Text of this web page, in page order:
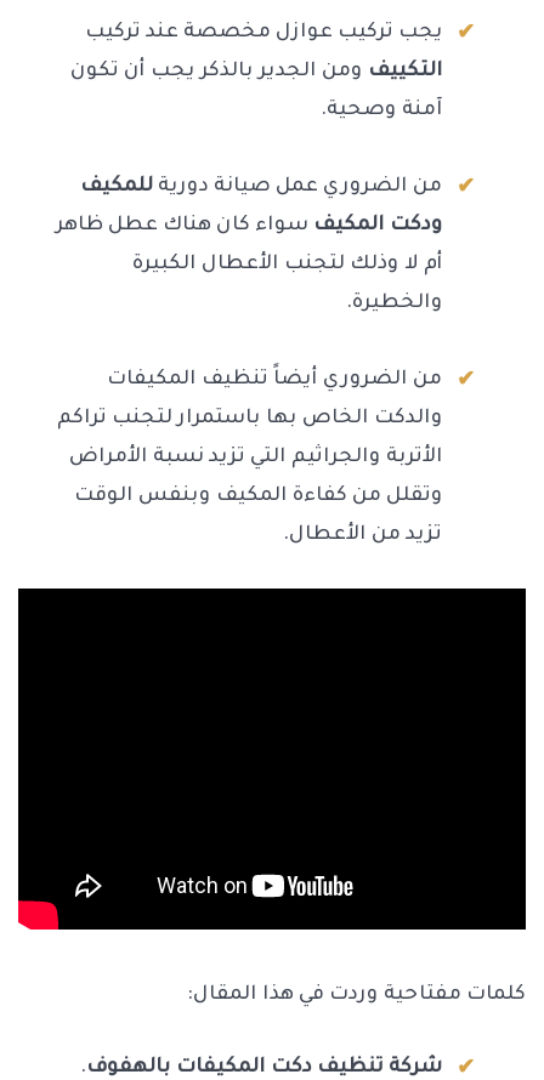
يجب تركيب عوازل مخصصة عند تركيب
التكييف ومن الجدير بالذكر يجب أن تكون
آمنة وصحية.
من الضروري عمل صيانة دورية للمكيف
ودكت المكيف سواء كان هناك عطل ظاهر
أم لا وذلك لتجنب الأعطال الكبيرة
والخطيرة.
من الضروري أيضاً تنظيف المكيفات
والدكت الخاص بها باستمرار لتجنب تراكم
الأتربة والجراثيم التي تزيد نسبة الأمراض
وتقلل من كفاءة المكيف وبنفس الوقت
تزيد من الأعطال.
كلمات مفتاحية وردت في هذا المقال:
شركة تنظيف دكت المكيفات بالهفوف.